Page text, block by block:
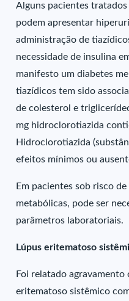
Alguns pacientes
podem apresentar
administração de
necessidade de insulina
manifesto um diabetes
tiazídicos tem sido
de colesterol e
mg hidroclorotiazida
Hidroclorotiazida
efeitos mínimos ou
Em pacientes sob risco
metabólicas, pode ser
parâmetros laboratoriais.
Lúpus eritematoso
Foi relatado
eritematoso sistêmico